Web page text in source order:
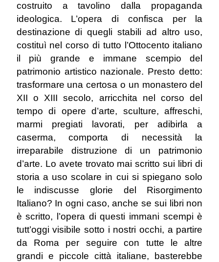
costruito a tavolino dalla propaganda
ideologica. L’opera di confisca per la
destinazione di quegli stabili ad altro uso,
costituì nel corso di tutto l’Ottocento italiano
il più grande e immane scempio del
patrimonio artistico nazionale. Presto detto:
trasformare una certosa o un monastero del
XII o XIII secolo, arricchita nel corso del
tempo di opere d’arte, sculture, affreschi,
marmi pregiati lavorati, per adibirla a
caserma, comporta di necessità la
irreparabile distruzione di un patrimonio
d’arte. Lo avete trovato mai scritto sui libri di
storia a uso scolare in cui si spiegano solo
le indiscusse glorie del Risorgimento
Italiano? In ogni caso, anche se sui libri non
è scritto, l’opera di questi immani scempi è
tutt’oggi visibile sotto i nostri occhi, a partire
da Roma per seguire con tutte le altre
grandi e piccole città italiane, basterebbe